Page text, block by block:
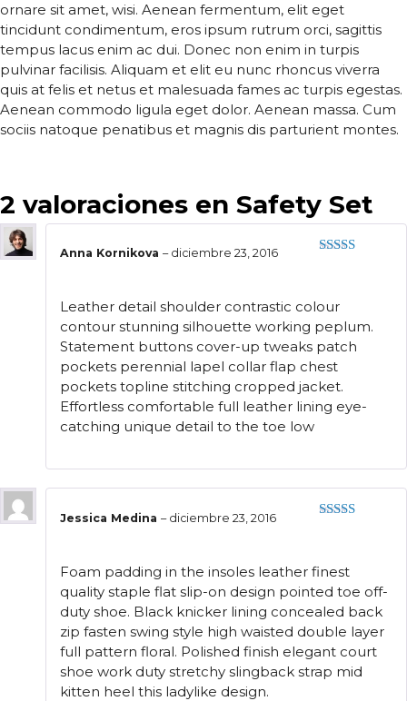
ornare sit amet, wisi. Aenean fermentum, elit eget
tincidunt condimentum, eros ipsum rutrum orci, sagittis
tempus lacus enim ac dui. Donec non enim in turpis
pulvinar facilisis. Aliquam et elit eu nunc rhoncus viverra
quis at felis et netus et malesuada fames ac turpis egestas.
Aenean commodo ligula eget dolor. Aenean massa. Cum
sociis natoque penatibus et magnis dis parturient montes.
2 valoraciones en Safety Set
Anna Kornikova – diciembre 23, 2016
Leather detail shoulder contrastic colour
contour stunning silhouette working peplum.
Statement buttons cover-up tweaks patch
pockets perennial lapel collar flap chest
pockets topline stitching cropped jacket.
Effortless comfortable full leather lining eye-
catching unique detail to the toe low
Jessica Medina – diciembre 23, 2016
Foam padding in the insoles leather finest
quality staple flat slip-on design pointed toe off-
duty shoe. Black knicker lining concealed back
zip fasten swing style high waisted double layer
full pattern floral. Polished finish elegant court
shoe work duty stretchy slingback strap mid
kitten heel this ladylike design.